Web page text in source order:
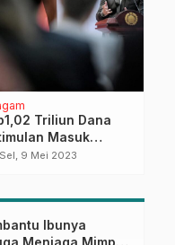
Triliun Dana
Masuk
Korban
Sel, 9 Mei 2023
Ibunya
Menjaga Mimpi